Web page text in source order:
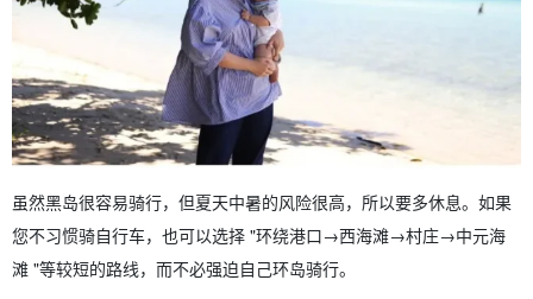
虽然黑岛很容易骑行，但夏天中暑的风险很高，所以要多休息。如果
您不习惯骑自行车，也可以选择 "环绕港口→西海滩→村庄→中元海
滩 "等较短的路线，而不必强迫自己环岛骑行。